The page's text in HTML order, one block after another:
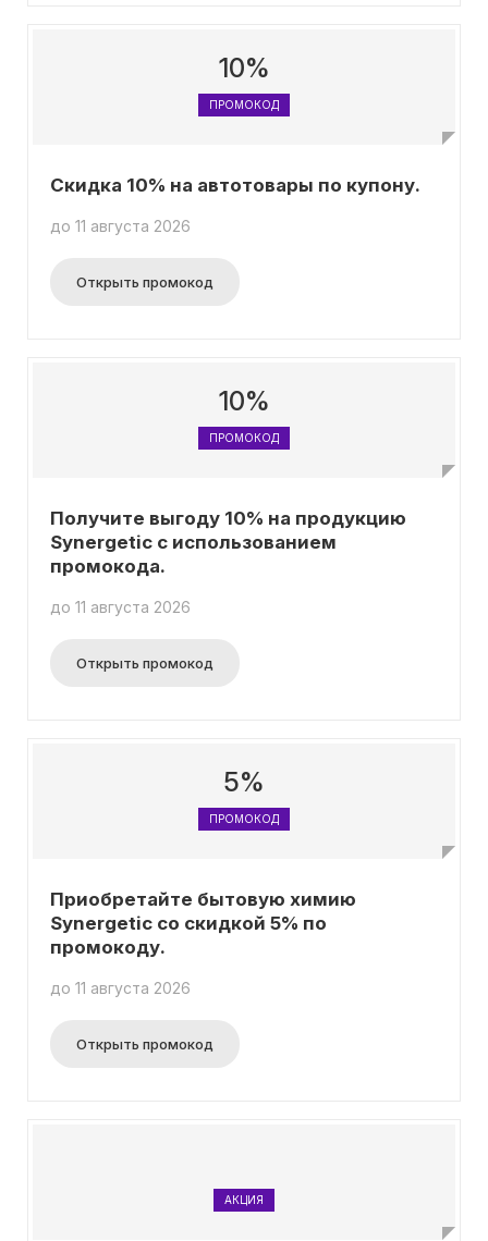
10%
ПРОМОКОД
Скидка 10% на автотовары по купону.
до 11 августа 2026
Открыть промокод
10%
ПРОМОКОД
Получите выгоду 10% на продукцию
Synergetic с использованием
промокода.
до 11 августа 2026
Открыть промокод
5%
ПРОМОКОД
Приобретайте бытовую химию
Synergetic со скидкой 5% по
промокоду.
до 11 августа 2026
Открыть промокод
АКЦИЯ